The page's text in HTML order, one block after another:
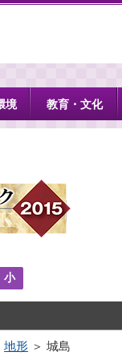
境 教育・文化
小
地形 ＞ 城島